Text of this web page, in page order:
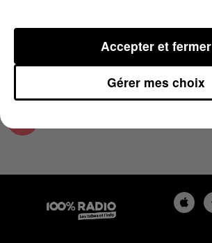
L'agenda des Hautes-Pyrénées
Gérer mes choix
Accepter et fermer